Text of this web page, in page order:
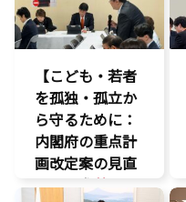
こども政策
児童福祉法
児童虐待対策
社会的養護
養子縁組
【こども・若者
を孤独・孤立か
ら守るために：
内閣府の重点計
画改定案の見直
しを要求